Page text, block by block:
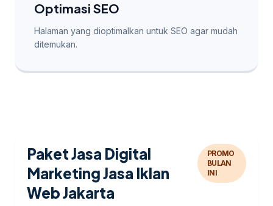
Optimasi SEO
Halaman yang dioptimalkan untuk SEO agar mudah
ditemukan.
Paket Jasa Digital
Marketing Jasa Iklan
Web Jakarta
PROMO
BULAN
INI